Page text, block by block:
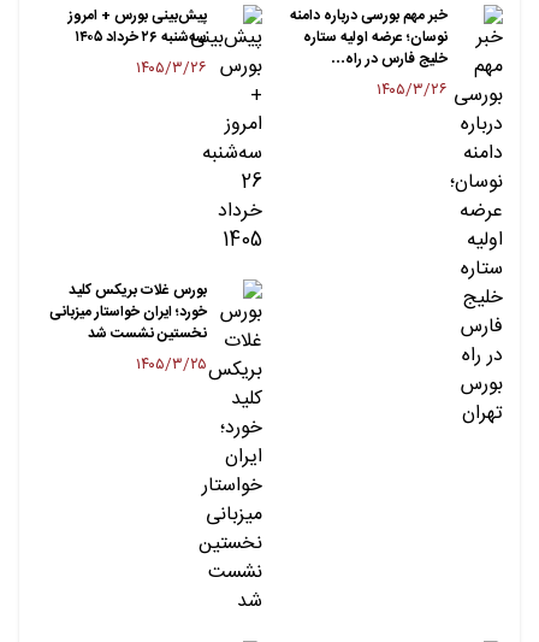
خبر مهم بورسی درباره دامنه
نوسان؛ عرضه اولیه ستاره
خلیج فارس در راه…
۱۴۰۵/۳/۲۶
پیش‌بینی بورس + امروز
سه‌شنبه ۲۶ خرداد ۱۴۰۵
۱۴۰۵/۳/۲۶
بورس غلات بریکس کلید
خورد؛ ایران خواستار میزبانی
نخستین نشست شد
۱۴۰۵/۳/۲۵